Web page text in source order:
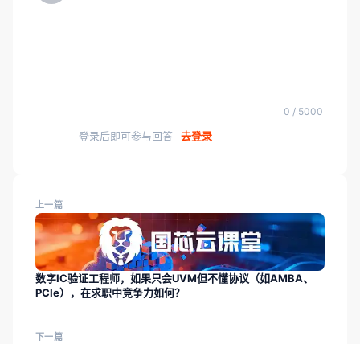
0 / 5000
登录后即可参与回答 去登录
上一篇
数字IC验证工程师，如果只会UVM但不懂协议（如AMBA、
PCIe），在求职中竞争力如何？
下一篇